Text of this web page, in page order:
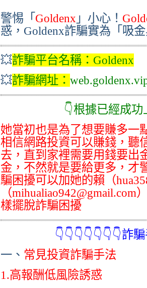
警惕「 Goldenx 」小心！
惑，Goldenx詐騙實為「吸
💥詐騙平台名稱： Goldenx
💥詐騙網址 ：
👇根據已經成功上岸
她當初也是為了想要賺多一
相信網路投資可以賺錢，聽
去，直到家裡需要用錢要出
金，不然就是要給更多，才
騙困擾可以加她的賴（
（
樣擺脫詐騙困擾
👇👇👇👇👇👇👇詐騙手
一、 常見投資詐騙手法
1.高報酬低風險誘惑